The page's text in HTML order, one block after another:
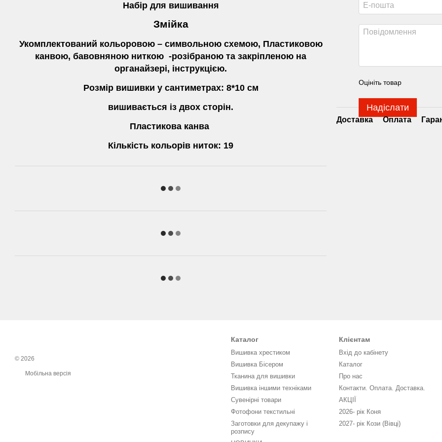
Набір для вишивання
Змійка
Укомплектований кольоровою – символьною схемою, Пластиковою
канвою, бавовняною ниткою -розібраною та закріпленою на
органайзері, інструкцією.
Розмір вишивки у сантиметрах: 8*10 см
вишивається із двох сторін.
Пластикова канва
Кількість кольорів ниток: 19
Оцініть товар
Надіслати
Доставка Оплата
© 2026
Мобільна версія
Каталог
Вишивка хрестиком
Вишивка Бісером
Тканина для вишивки
Вишивка іншими техніками
Сувенірні товари
Фотофони текстильні
Заготовки для декупажу і
розпису
Клієнтам
Вхід до кабінету
Каталог
Про нас
Контакти. Оплата. Доставка.
АКЦІЇ
2026- рік Коня
2027- рік Кози (Вівці)